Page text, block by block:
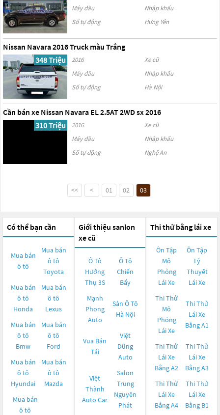
Máy dầu
Nhập khẩu
Số tự động
Hưng Yên
Nissan Navara 2016 Truck màu Trắng
348 Triệu
2016
Xe cũ
Máy dầu
Nhập khẩu
Số tự động
Hà Nội
Cần bán xe Nissan Navara EL 2.5AT 2WD sx 2016
310 Triệu
2016
Xe cũ
Máy dầu
Nhập khẩu
Số tự động
Nghệ An
<< < 01 02 03
Có thể bạn cần
Mua bán
ô tô
Mua bán
ô tô
Toyota
Mua bán
ô tô
Honda
Mua bán
ô tô
Lexus
Mua bán
ô tô
Bmw
Mua bán
ô tô
Ford
Mua bán
ô tô
Hyundai
Mua bán
ô tô
Mazda
Mua bán
ô tô
Giới thiệu sanlon
xe cũ
Ô Tô
Hưởng
Thụ 3S
Ô Tô
Chiến
Bẩy
Mạnh
Phong
Auto
Sàn Ô Tô
Hà Nội
Vua Bán
Tải
Việt
Dũng
Auto
Việt
Thành
Auto Car
Salon
Trung
Nguyên
Phát
Thi thử bằng lái xe
Ôn Tập
Mô
Phỏng
Lái Xe
Ôn Tập
Lý
Thuyết
Lái Xe
Thi Thử
Mô
Phỏng
Lái Xe
Thi Thử
Lái Xe
Bằng A1
Thi Thử
Lái Xe
Bằng A2
Thi Thử
Lái Xe
Bằng A3
Thi Thử
Lái Xe
Bằng A4
Thi Thử
Lái Xe
Bằng B1